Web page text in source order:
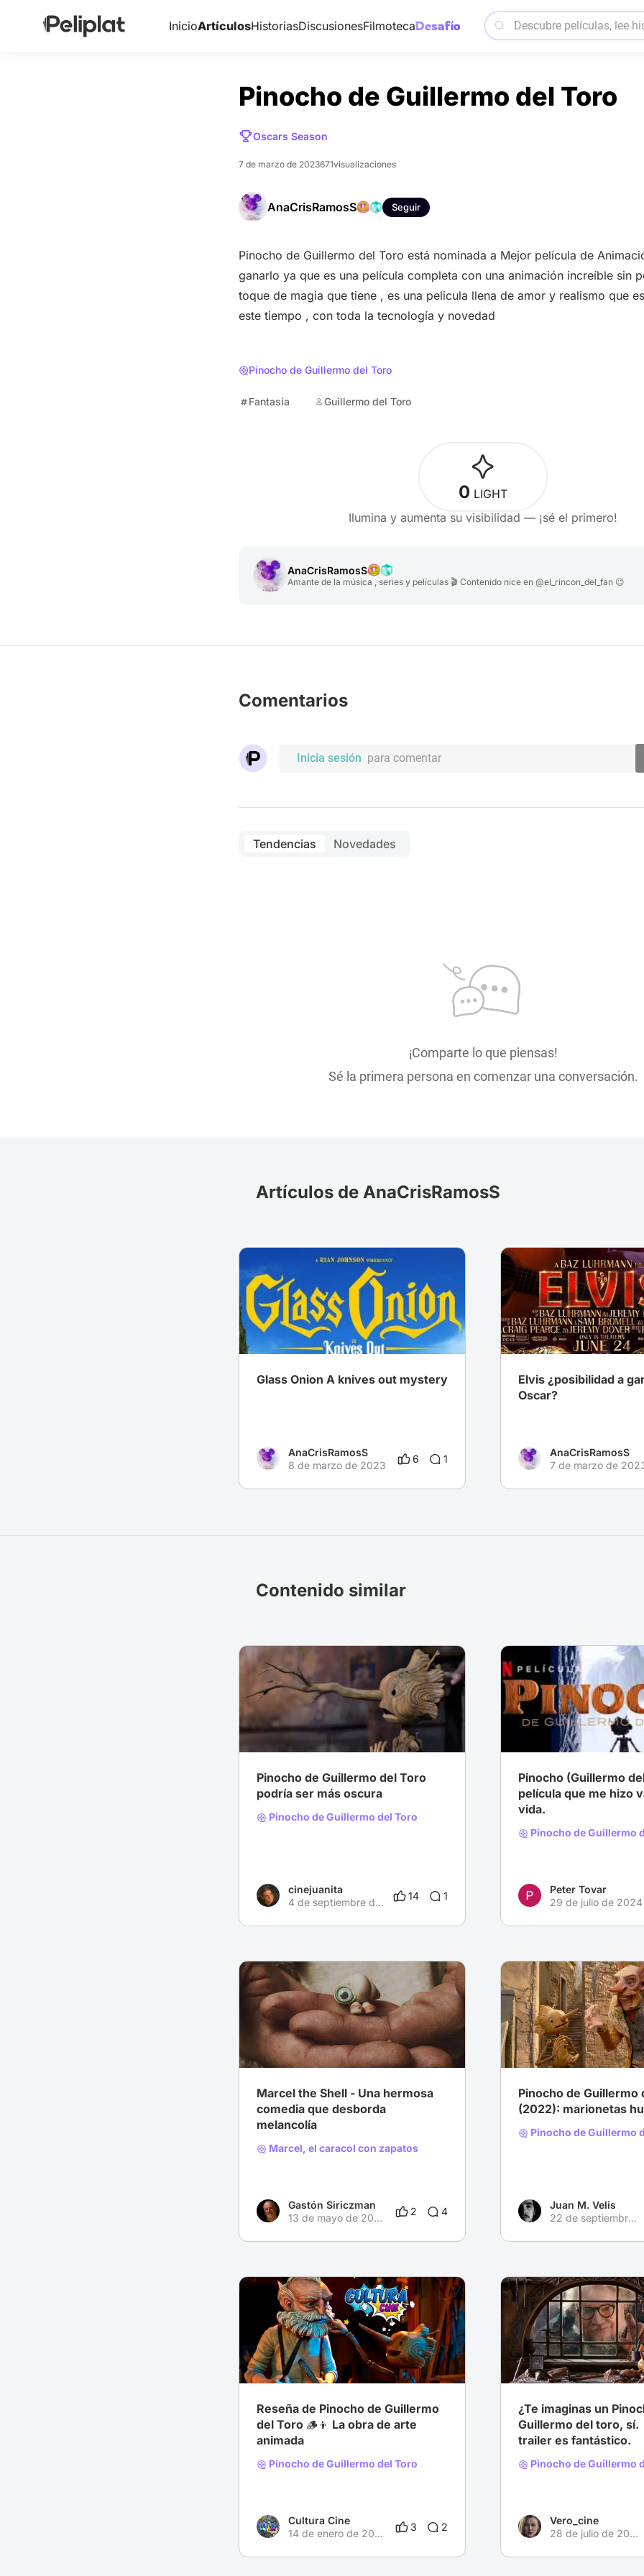
InicioArtículosHistoriasDiscusionesFilmoteca
Pinocho de Guillermo del Toro
Oscars Season
7 de marzo de 2023671visualizaciones
AnaCrisRamosS Seguir
Pinocho de Guillermo del Toro está nominada a Mejor película de
ganarlo ya que es una película completa con una animación increíble sin
toque de magia que tiene , es una pelicula llena de amor y realismo que
este tiempo , con toda la tecnología y novedad
Pinocho de Guillermo del Toro
Fantasía Guillermo del Toro
0 LIGHT
Ilumina y aumenta su visibilidad — ¡sé el primero!
AnaCrisRamosS
Amante de la música , series y películas 🎬 Contenido nice en @el_rincon_del_fan 😉
Comentarios
Inicia sesión para comentar
Tendencias Novedades
¡Comparte lo que piensas!
Sé la primera persona en comenzar una conversación.
Artículos de AnaCrisRamosS
Glass Onion A knives out mystery
AnaCrisRamosS
8 de marzo de 2023
6 1
Elvis ¿posibilidad a
Oscar?
AnaCrisRamosS
7 de marzo de
Contenido similar
# Animación # Drama # Fantasía
Pinocho de Guillermo del Toro
podría ser más oscura
Pinocho de Guillermo del Toro
cinejuanita
4 de septiembre de 2023
14 1
# La película que te marcó
# Animación
Pinocho (Guillermo
película que me hizo
vida.
Pinocho de Guillermo
Peter Tovar
29 de julio de 2024
# Animación # Comedia # Drama
Marcel the Shell - Una hermosa
comedia que desborda
melancolía
Marcel, el caracol con zapatos
Gastón Siriczman
13 de mayo de 2024
2 4
# Las mejores y peores
Pinocho de Guillermo
(2022): marionetas
Pinocho de Guillermo
Juan M. Velis
22 de septiembre de 2024
# Fantasía # Drama # Familia
Reseña de Pinocho de Guillermo
del Toro 🪵👦 La obra de arte
animada
Pinocho de Guillermo del Toro
Cultura Cine
14 de enero de 2023
3 2
# Disney
¿Te imaginas un
Guillermo del toro, sí.
trailer es fantástico.
Pinocho de Guillermo
Vero_cine
28 de julio de 2022